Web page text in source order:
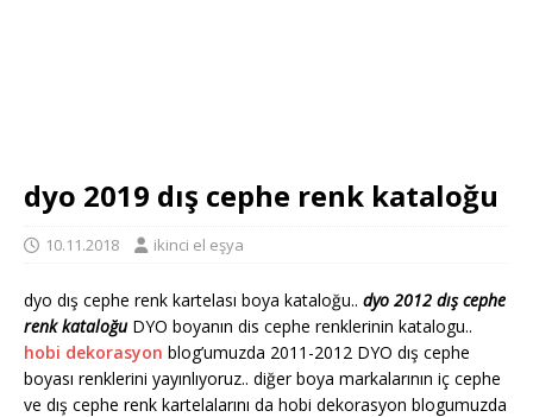
dyo 2019 dış cephe renk kataloğu
10.11.2018 ikinci el eşya
dyo dış cephe renk kartelası boya kataloğu.. dyo 2012 dış cephe
renk kataloğuDYO boyanın dis cephe renklerinin katalogu..
hobi dekorasyon blog’umuzda 2011-2012 DYO dış cephe
boyası renklerini yayınlıyoruz.. diğer boya markalarının iç cephe
ve dış cephe renk kartelalarını da hobi dekorasyon blogumuzda